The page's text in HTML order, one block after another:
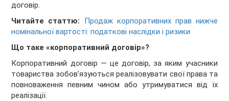
договір.
Читайте статтю:
Продаж корпоративних прав нижче
номінальної вартості: податкові наслідки і ризики
Що таке «корпоративний договір»?
Корпоративний договір — це договір, за яким учасники
товариства зобов’язуються реалізовувати свої права та
повноваження певним чином або утримуватися від їх
реалізації.